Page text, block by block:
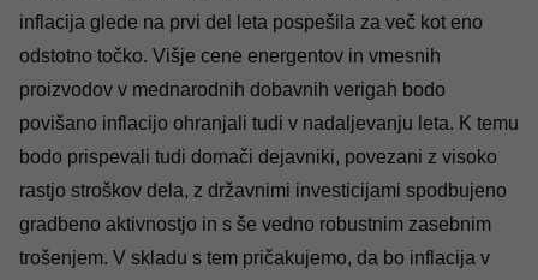
inflacija glede na prvi del leta pospešila za več kot eno
odstotno točko. Višje cene energentov in vmesnih
proizvodov v mednarodnih dobavnih verigah bodo
povišano inflacijo ohranjali tudi v nadaljevanju leta. K temu
bodo prispevali tudi domači dejavniki, povezani z visoko
rastjo stroškov dela, z državnimi investicijami spodbujeno
gradbeno aktivnostjo in s še vedno robustnim zasebnim
trošenjem. V skladu s tem pričakujemo, da bo inflacija v